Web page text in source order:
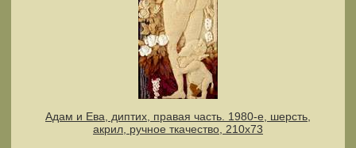
Адам и Ева, диптих, правая часть. 1980-е, шерсть,
акрил, ручное ткачество, 210х73